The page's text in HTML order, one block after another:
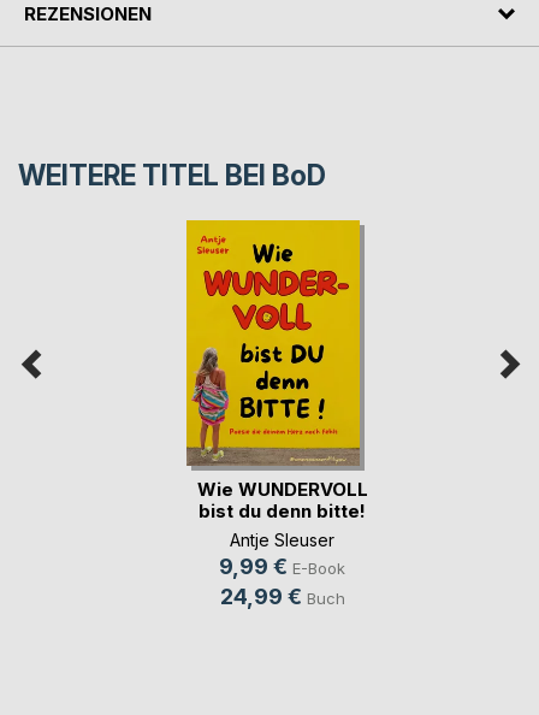
REZENSIONEN
WEITERE TITEL BEI BoD
Wie WUNDERVOLL
bist du denn bitte!
Antje Sleuser
9,99 € E-Book
24,99 € Buch